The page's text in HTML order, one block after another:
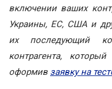
включении ваших
Украины, ЕС, США и
их последующий
контрагента,
оформив заявку на